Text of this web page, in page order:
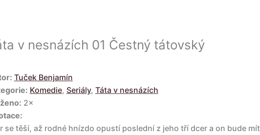
v nesnázích 01 Čestný tátovský
Tuček Benjamín
Komedie, Seriály, Táta v nesnázích
2×
se těší, až rodné hnízdo opustí poslední z jeho tří dcer a on bude mít